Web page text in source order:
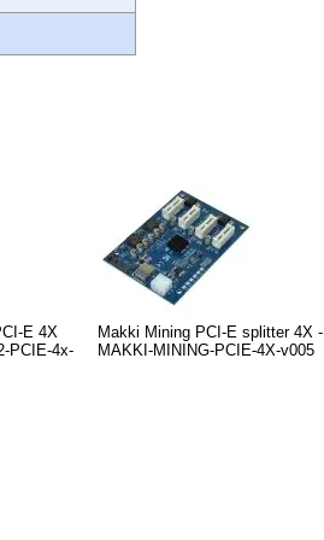
E 4X
PCIE-4x-
Makki Mining PCI-E splitter 4X -
MAKKI-MINING-PCIE-4X-v005